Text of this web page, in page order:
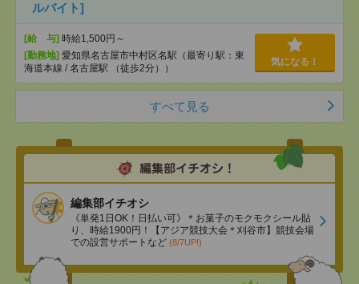
ルバイト]
[給 与] 時給1,500円～
[勤務地] 愛知県名古屋市中村区名駅（最寄り駅：東
海道本線 / 名古屋駅 （徒歩2分））
気になる！
すべて見る
編集部イチオシ
《単発1日OK！日払い可》＊お菓子のモクモクシール貼
り、時給1900円！【アジア競技大会＊刈谷市】競技会場
での設営サポートなど (8/7UP!)